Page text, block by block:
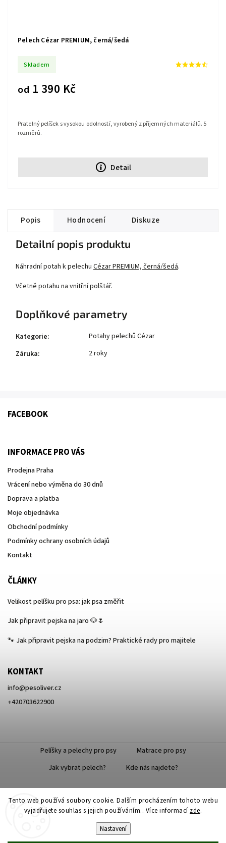
Tento web používá soubory cookie. Dalším procházením tohoto webu
vyjadřujete souhlas s jejich používáním.. Více informací zde.
Nastavení
Pelech Cézar PREMIUM, černá/šedá
Skladem
od 1 390 Kč
Detail
Pratelný pelíšek s vysokou odolností, vyrobený z příjemných materiálů. 5
rozměrů.
Popis Hodnocení Diskuze
Detailní popis produktu
Náhradní potah k pelechu Cézar PREMIUM, černá/šedá.
Včetně potahu na vnitřní polštář.
Doplňkové parametry
Kategorie:
Potahy pelechů Cézar
Záruka: 2 roky
FACEBOOK
INFORMACE PRO VÁS
Prodejna Praha
Vrácení nebo výměna do 30 dnů
Doprava a platba
Moje objednávka
Obchodní podmínky
Podmínky ochrany osobních údajů
Kontakt
ČLÁNKY
Velikost pelíšku pro psa: jak psa změřit
Jak připravit pejska na jaro 🐶🌷
🐾 Jak připravit pejska na podzim? Praktické rady pro majitele
KONTAKT
info@pesoliver.cz
+420703622900
Pelíšky a pelechy pro psy
Matrace pro psy
Jak vybrat pelech?
Kde nás najdete?
Doprava zdarma